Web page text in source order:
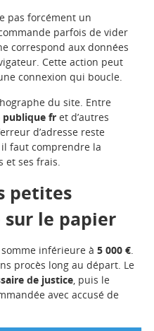
pas forcément un
parfois de vider
correspond aux données
Cette action peut
connexion qui boucle.
du site. Entre
publique fr et d’autres
d’adresse reste
faut comprendre la
et ses frais.
petites
sur le papier
somme inférieure à5 000 €.
procès long au départ. Le
de justice, puis le
avec accusé de